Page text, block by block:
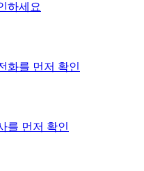
하세요
화를 먼저 확인
를 먼저 확인